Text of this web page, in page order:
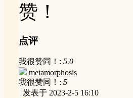
赞！
点评
我很赞同！: 5.0
metamorphosis
我很赞同！: 5
发表于 2023-2-5 16:10